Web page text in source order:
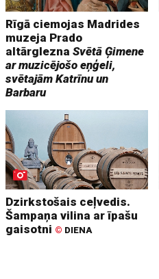
Rīgā ciemojas Madrides
muzeja Prado
altārgleznaSvētā Ģimene
ar muzicējošo eņģeli,
svētajām Katrīnu un
Barbaru
Dzirkstošais ceļvedis.
Šampaņa vilina ar īpašu
gaisotni © DIENA